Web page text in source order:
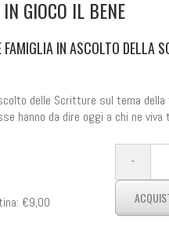
GIOCO IL BENE
FAMIGLIA IN ASCOLTO DELLA
delle Scritture sul tema della
hanno da dire oggi a chi ne
€9,00